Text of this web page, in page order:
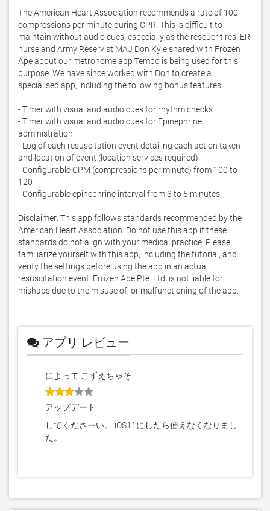
The American Heart Association recommends a rate of 100
compressions per minute during CPR. This is difficult to
maintain without audio cues, especially as the rescuer tires. ER
nurse and Army Reservist MAJ Don Kyle shared with Frozen
Ape about our metronome app Tempo is being used for this
purpose. We have since worked with Don to create a
specialised app, including the following bonus features:
- Timer with visual and audio cues for rhythm checks
- Timer with visual and audio cues for Epinephrine
administration
- Log of each resuscitation event detailing each action taken
and location of event (location services required)
- Configurable CPM (compressions per minute) from 100 to
120
- Configurable epinephrine interval from 3 to 5 minutes
Disclaimer: This app follows standards recommended by the
American Heart Association. Do not use this app if these
standards do not align with your medical practice. Please
familiarize yourself with this app, including the tutorial, and
verify the settings before using the app in an actual
resuscitation event. Frozen Ape Pte. Ltd. is not liable for
mishaps due to the misuse of, or malfunctioning of the app.
アプリ レビュー
によって こずえちゃそ
アップデート
してくださーい。 iOS11にしたら使えなくなりまし
た。